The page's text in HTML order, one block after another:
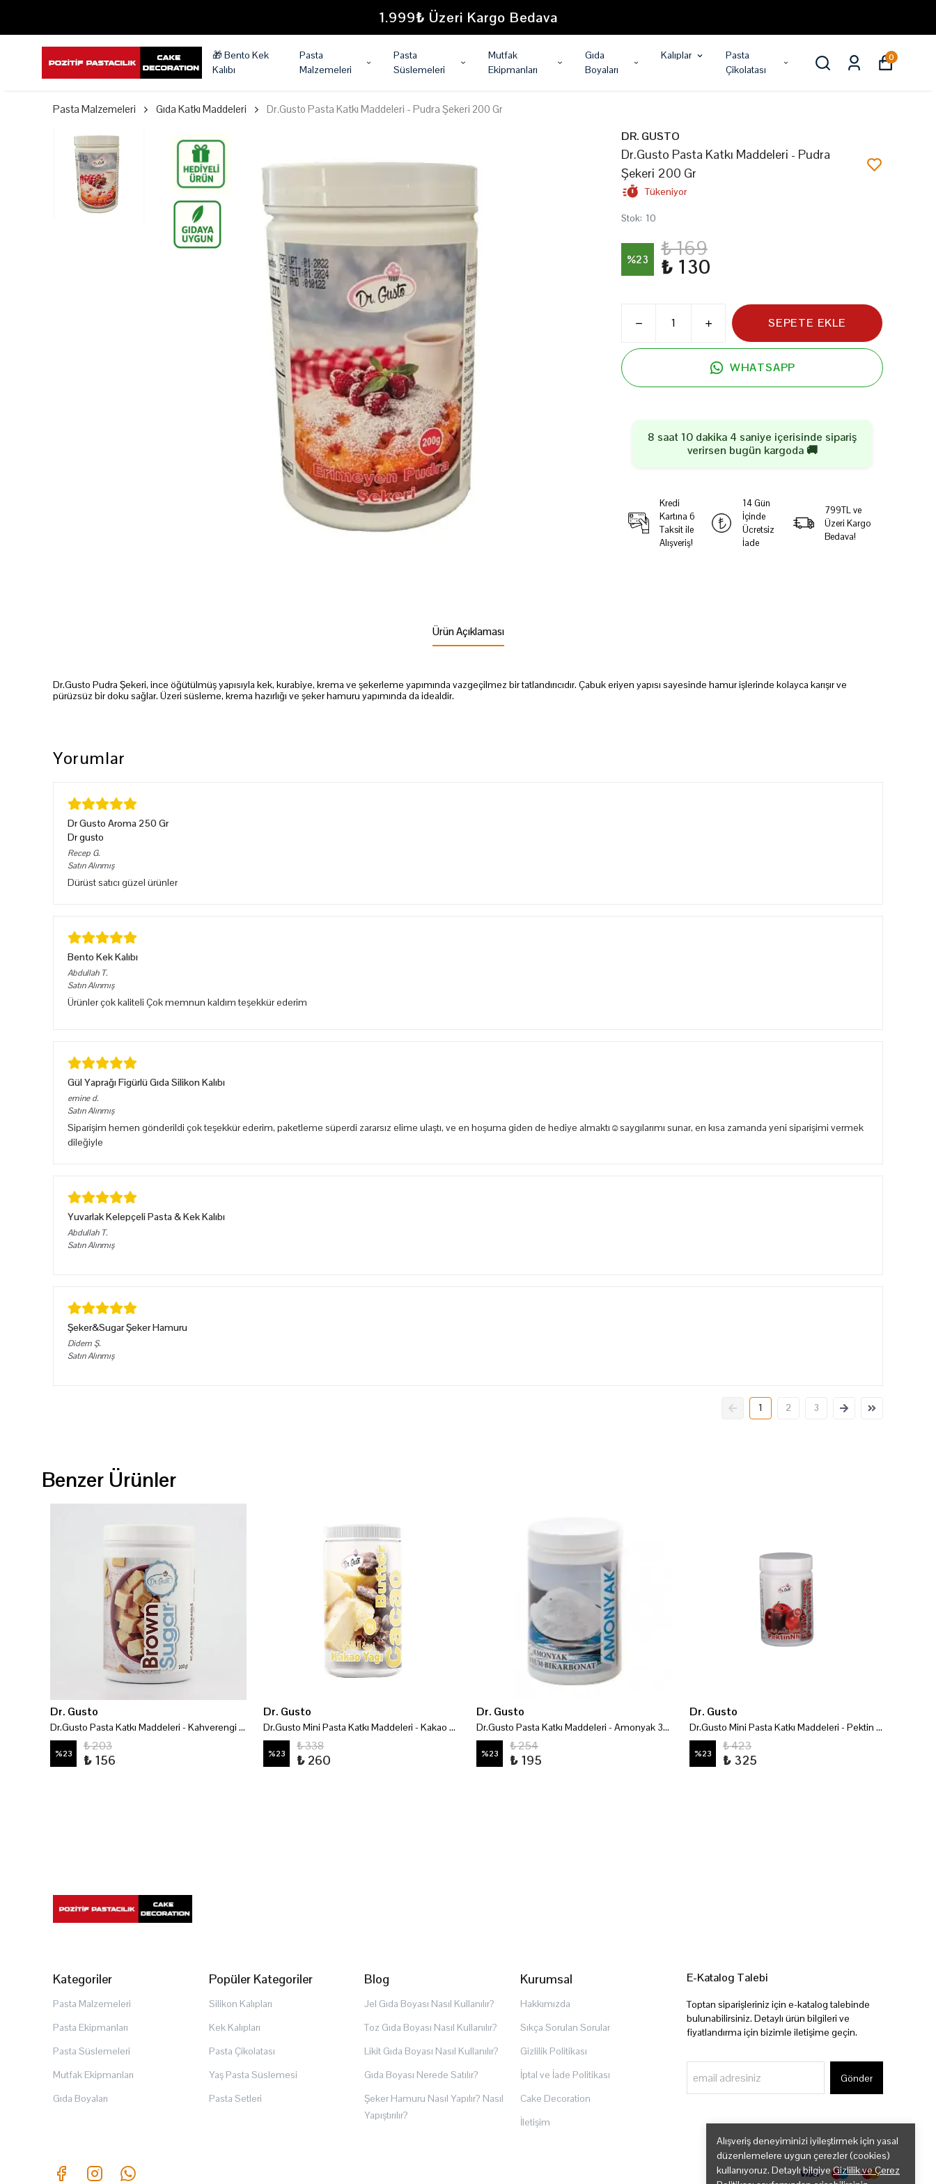
1.999₺ Üzeri Kargo Bedava
🎁 Bento Kek
Kalıbı
Pasta
Malzemeleri
Pasta
Süslemeleri
Mutfak
Ekipmanları
Gıda
Boyaları
Kalıplar
Pasta
Çikolatası
0
Alışveriş deneyiminizi iyileştirmek için yasal
düzenlemelere uygun çerezler (cookies)
kullanıyoruz. Detaylı bilgiyeGizlilik ve Çerez
Pasta Malzemeleri Gıda Katkı Maddeleri Dr.Gusto Pasta Katkı Maddeleri - Pudra Şekeri 200 Gr
DR. GUSTO
Dr.Gusto Pasta Katkı Maddeleri - Pudra
Şekeri 200 Gr
Tükeniyor
Stok: 10
%23 ₺ 169
₺ 130
SEPETE EKLE
WHATSAPP
8 saat 10 dakika 4 saniye içerisinde sipariş
verirsen bugün kargoda 🚚
Kredi
Kartına 6
Taksit ile
Alışveriş!
14 Gün
İçinde
Ücretsiz
İade
799TL ve
Üzeri Kargo
Bedava!
Ürün Açıklaması
Dr.Gusto Pudra Şekeri, ince öğütülmüş yapısıyla kek, kurabiye, krema ve şekerleme yapımında vazgeçilmez bir tatlandırıcıdır. Çabuk eriyen yapısı sayesinde hamur işlerinde kolayca karışır ve
pürüzsüz bir doku sağlar. Üzeri süsleme, krema hazırlığı ve şeker hamuru yapımında da idealdir.
Yorumlar
Dr Gusto Aroma 250 Gr
Dr gusto
Recep G.
Satın Alınmış
Dürüst satıcı güzel ürünler
Bento Kek Kalıbı
Abdullah T.
Satın Alınmış
Ürünler çok kaliteli Çok memnun kaldım teşekkür ederim
Gül Yaprağı Figürlü Gıda Silikon Kalıbı
emine d.
Satın Alınmış
Siparişim hemen gönderildi çok teşekkür ederim, paketleme süperdi zararsız elime ulaştı, ve en hoşuma giden de hediye almaktı☺️saygılarımı sunar, en kısa zamanda yeni siparişimi vermek
dileğiyle
Yuvarlak Kelepçeli Pasta & Kek Kalıbı
Abdullah T.
Satın Alınmış
Şeker&Sugar Şeker Hamuru
Didem Ş.
Satın Alınmış
1 2 3
Benzer Ürünler
Dr. Gusto
Dr.Gusto Pasta Katkı Maddeleri - Kahverengi Şeker 200 Gr
%23
₺ 203
₺ 156
Dr. Gusto
Dr.Gusto Mini Pasta Katkı Maddeleri - Kakao Yağı 50 Gr
%23
₺ 338
₺ 260
Dr. Gusto
Dr.Gusto Pasta Katkı Maddeleri - Amonyak 300 Gr
%23
₺ 254
₺ 195
Dr. Gusto
Dr.Gusto Mini Pasta Katkı Maddeleri - Pektin 75 Gr
%23
₺ 423
₺ 325
Kategoriler
Pasta Malzemeleri
Pasta Ekipmanları
Pasta Süslemeleri
Mutfak Ekipmanları
Gıda Boyaları
Popüler Kategoriler
Silikon Kalıpları
Kek Kalıpları
Pasta Çikolatası
Yaş Pasta Süslemesi
Pasta Setleri
Blog
Jel Gıda Boyası Nasıl Kullanılır?
Toz Gıda Boyası Nasıl Kullanılır?
Likit Gıda Boyası Nasıl Kullanılır?
Gıda Boyası Nerede Satılır?
Şeker Hamuru Nasıl Yapılır? Nasıl
Yapıştırılır?
Kurumsal
Hakkımızda
Sıkça Sorulan Sorular
Gizlilik Politikası
İptal ve İade Politikası
Cake Decoration
İletişim
E-Katalog Talebi
Toptan siparişleriniz için e-katalog talebinde
bulunabilirsiniz. Detaylı ürün bilgileri ve
fiyatlandırma için bizimle iletişime geçin.
Gönder